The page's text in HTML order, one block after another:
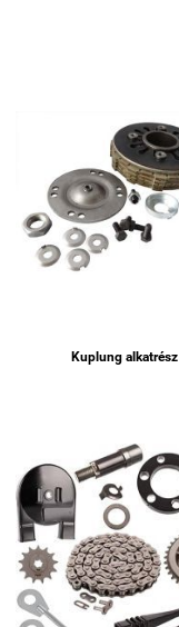
Kuplung alkatrész